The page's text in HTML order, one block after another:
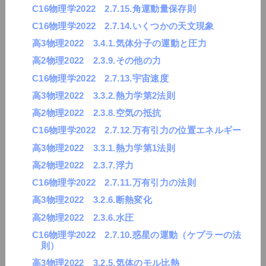
C16物理学2022 2.7.15.角運動量保存則
C16物理学2022 2.7.14.いくつかの天文現象
高3物理2022 3.4.1.気体分子の運動と圧力
高2物理2022 2.3.9.その他の力
C16物理学2022 2.7.13.宇宙速度
高3物理2022 3.3.2.熱力学第2法則
高2物理2022 2.3.8.空気の抵抗
C16物理学2022 2.7.12.万有引力の位置エネルギー
高3物理2022 3.3.1.熱力学第1法則
高2物理2022 2.3.7.浮力
C16物理学2022 2.7.11.万有引力の法則
高3物理2022 3.2.6.断熱変化
高2物理2022 2.3.6.水圧
C16物理学2022 2.7.10.惑星の運動（ケプラーの法
則）
高3物理2022 3.2.5.気体のモル比熱